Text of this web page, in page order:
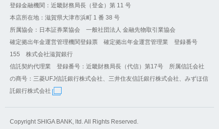
登録金融機関：近畿財務局長（登金）第 11 号
本店所在地：滋賀県大津市浜町 1 番 38 号
所属協会：日本証券業協会 一般社団法人 金融先物取引業協会
確定拠出年金運営管理機関登録票 確定拠出年金運営管理業 登録番号
155 株式会社滋賀銀行
信託契約代理業 登録番号：近畿財務局長（代信）第17号 所属信託会社
の商号：三菱UFJ信託銀行株式会社、三井住友信託銀行株式会社、みずほ信
託銀行株式会社
Copyright SHIGA BANK, ltd. All Rights Reserved.